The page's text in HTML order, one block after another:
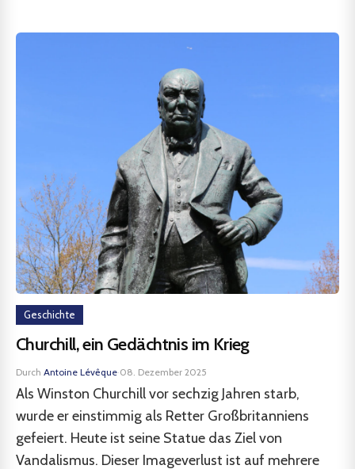
Geschichte
Churchill, ein Gedächtnis im Krieg
Durch Antoine Lévêque·08. Dezember 2025
Als Winston Churchill vor sechzig Jahren starb,
wurde er einstimmig als Retter Großbritanniens
gefeiert. Heute ist seine Statue das Ziel von
Vandalismus. Dieser Imageverlust ist auf mehrere